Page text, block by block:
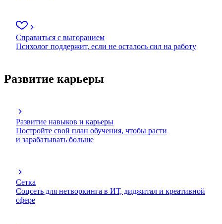
Справиться с выгоранием
Психолог поддержит, если не осталось сил на работу
Развитие карьеры
Развитие навыков и карьеры
Постройте свой план обучения, чтобы расти
и зарабатывать больше
Сетка
Соцсеть для нетворкинга в ИТ, диджитал и креативной
сфере